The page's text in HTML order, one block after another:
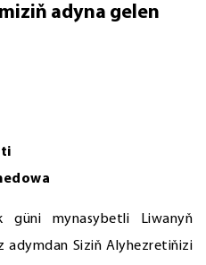
adyna gelen
güni mynasybetli Liwanyň
adymdan Siziň Alyhezretiňizi